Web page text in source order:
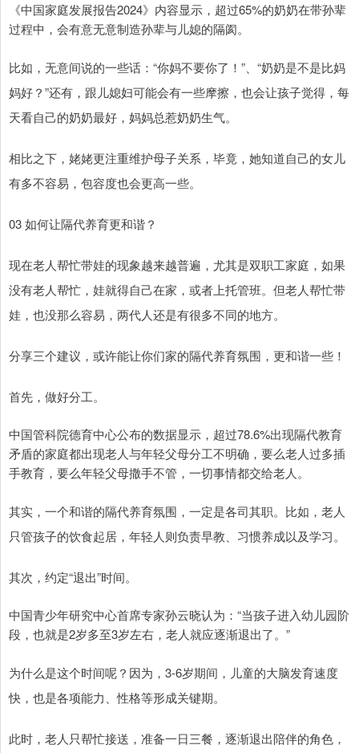
《中国家庭发展报告2024》内容显示，超过65%的奶奶在带孙辈
过程中，会有意无意制造孙辈与儿媳的隔阂。
比如，无意间说的一些话：“你妈不要你了！”、“奶奶是不是比妈
妈好？”还有，跟儿媳妇可能会有一些摩擦，也会让孩子觉得，每
天看自己的奶奶最好，妈妈总惹奶奶生气。
相比之下，姥姥更注重维护母子关系，毕竟，她知道自己的女儿
有多不容易，包容度也会更高一些。
03 如何让隔代养育更和谐？
现在老人帮忙带娃的现象越来越普遍，尤其是双职工家庭，如果
没有老人帮忙，娃就得自己在家，或者上托管班。但老人帮忙带
娃，也没那么容易，两代人还是有很多不同的地方。
分享三个建议，或许能让你们家的隔代养育氛围，更和谐一些！
首先，做好分工。
中国管科院德育中心公布的数据显示，超过78.6%出现隔代教育
矛盾的家庭都出现老人与年轻父母分工不明确，要么老人过多插
手教育，要么年轻父母撒手不管，一切事情都交给老人。
其实，一个和谐的隔代养育氛围，一定是各司其职。比如，老人
只管孩子的饮食起居，年轻人则负责早教、习惯养成以及学习。
其次，约定“退出”时间。
中国青少年研究中心首席专家孙云晓认为：“当孩子进入幼儿园阶
段，也就是2岁多至3岁左右，老人就应逐渐退出了。”
为什么是这个时间呢？因为，3-6岁期间，儿童的大脑发育速度
快，也是各项能力、性格等形成关键期。
此时，老人只帮忙接送，准备一日三餐，逐渐退出陪伴的角色，